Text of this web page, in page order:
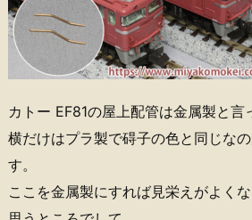
カトー EF81の屋上配管は金属製と言
横だけはプラ製で碍子の色と同じな
す。
ここを金属製にすれば見栄えがよく